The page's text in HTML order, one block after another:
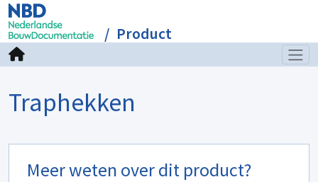
Product
Traphekken
Meer weten over dit product?